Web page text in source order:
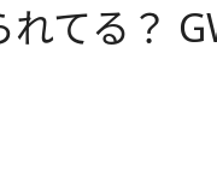
てる？